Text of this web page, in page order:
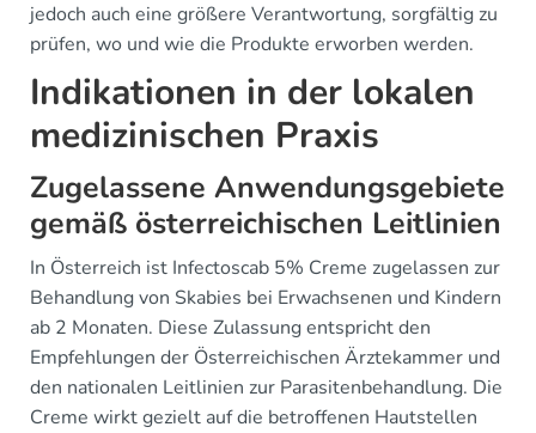
jedoch auch eine größere Verantwortung, sorgfältig zu
prüfen, wo und wie die Produkte erworben werden.
Indikationen in der lokalen
medizinischen Praxis
Zugelassene Anwendungsgebiete
gemäß österreichischen Leitlinien
In Österreich ist Infectoscab 5% Creme zugelassen zur
Behandlung von Skabies bei Erwachsenen und Kindern
ab 2 Monaten. Diese Zulassung entspricht den
Empfehlungen der Österreichischen Ärztekammer und
den nationalen Leitlinien zur Parasitenbehandlung. Die
Creme wirkt gezielt auf die betroffenen Hautstellen